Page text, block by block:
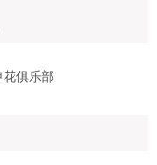
花俱乐部